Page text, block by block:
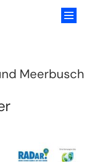
Meerbusch